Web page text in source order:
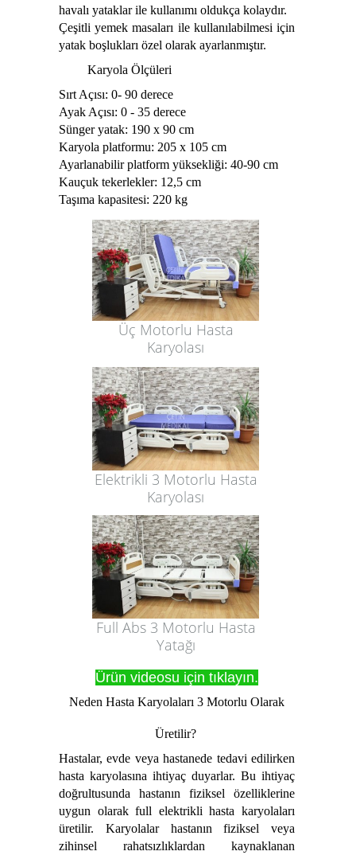
havalı yataklar ile kullanımı oldukça kolaydır.
Çeşitli yemek masaları ile kullanılabilmesi için
yatak boşlukları özel olarak ayarlanmıştır.
Karyola Ölçüleri
Sırt Açısı: 0- 90 derece
Ayak Açısı: 0 - 35 derece
Sünger yatak: 190 x 90 cm
Karyola platformu: 205 x 105 cm
Ayarlanabilir platform yüksekliği: 40-90 cm
Kauçuk tekerlekler: 12,5 cm
Taşıma kapasitesi: 220 kg
Üç Motorlu Hasta
Karyolası
Elektrikli 3 Motorlu Hasta
Karyolası
Full Abs 3 Motorlu Hasta
Yatağı
Ürün videosu için tıklayın.
Neden Hasta Karyolaları 3 Motorlu Olarak
Üretilir?
Hastalar, evde veya hastanede tedavi edilirken
hasta karyolasına ihtiyaç duyarlar. Bu ihtiyaç
doğrultusunda hastanın fiziksel özelliklerine
uygun olarak full elektrikli hasta karyolaları
üretilir. Karyolalar hastanın fiziksel veya
zihinsel rahatsızlıklardan kaynaklanan